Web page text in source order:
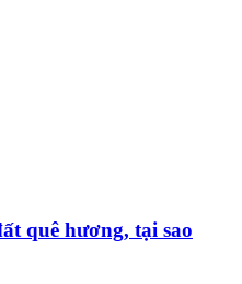
quê hương, tại sao